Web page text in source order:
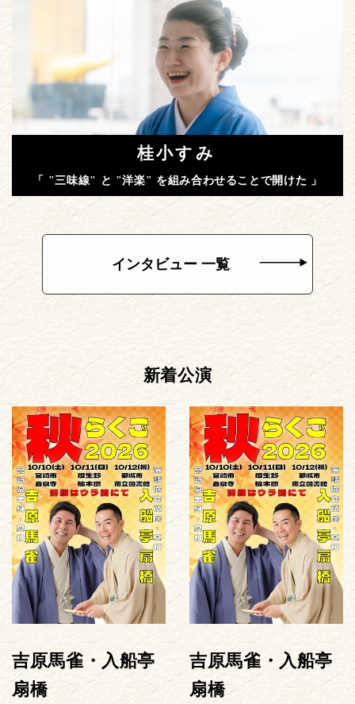
桂小すみ
「 "三味線" と "洋楽" を組み合わせることで開けた 」
インタビュー 一覧
新着公演
吉原馬雀・入船亭
扇橋
吉原馬雀・入船亭
扇橋